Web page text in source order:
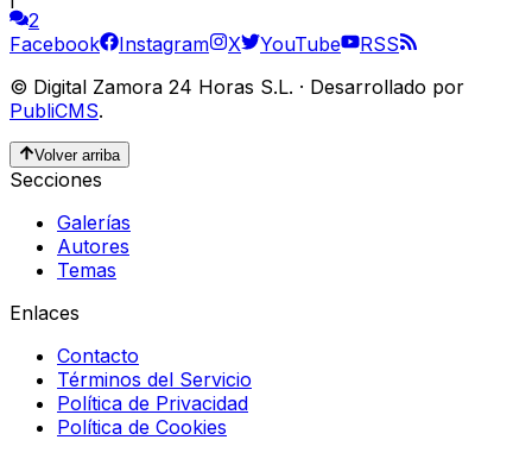
2
Facebook
Instagram X YouTube
RSS
© Digital Zamora 24 Horas S.L. · Desarrollado por
PubliCMS.
Volver arriba
Secciones
Galerías
Autores
Temas
Enlaces
Contacto
Términos del Servicio
Política de Privacidad
Política de Cookies